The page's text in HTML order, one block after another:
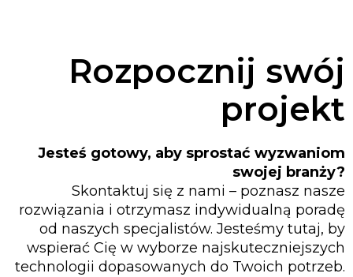
Rozpocznij swój
projekt
Jesteś gotowy, aby sprostać wyzwaniom
swojej branży?
Skontaktuj się z nami – poznasz nasze
rozwiązania i otrzymasz indywidualną poradę
od naszych specjalistów. Jesteśmy tutaj, by
wspierać Cię w wyborze najskuteczniejszych
technologii dopasowanych do Twoich potrzeb.